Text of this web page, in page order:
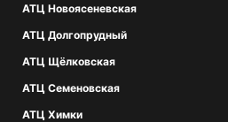
АТЦ Новоясеневская
АТЦ Долгопрудный
АТЦ Щёлковская
АТЦ Семеновская
АТЦ Химки